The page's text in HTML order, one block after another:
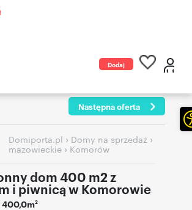
Dodaj
Następna oferta
Domiporta.pl › Domy na sprzedaż ›
mazowieckie › Komorów
dom 400 m2 z
i piwnicą w Komorowie
400,0m2